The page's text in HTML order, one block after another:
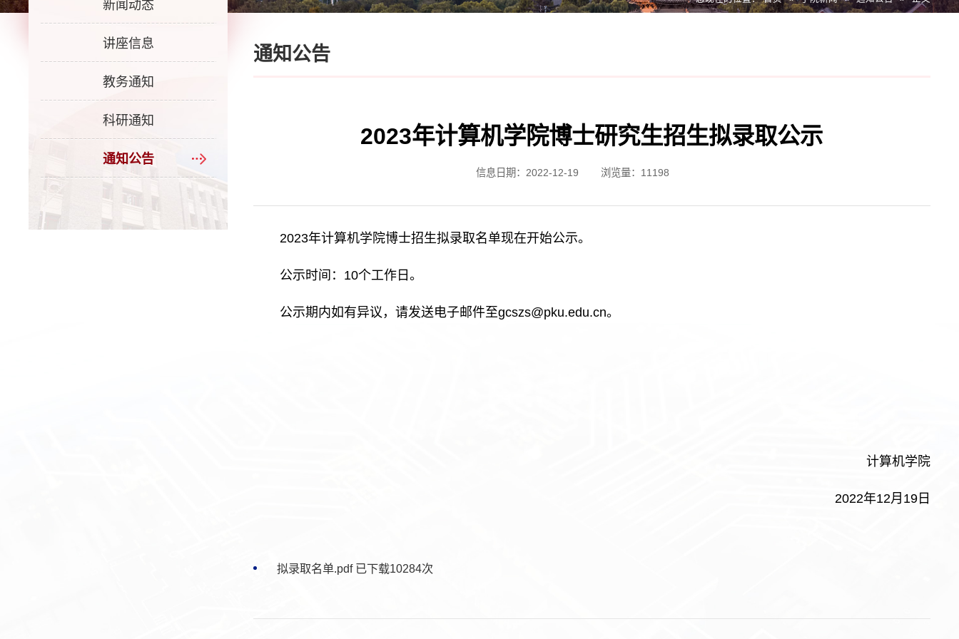
新闻动态
讲座信息
教务通知
科研通知
通知公告
通知公告
2023年计算机学院博士研究生招生拟录取公示
信息日期：2022-12-19 浏览量： 11198
2023年计算机学院博士招生拟录取名单现在开始公示。
公示时间：10个工作日。
公示期内如有异议，请发送电子邮件至gcszs@pku.edu.cn。
计算机学院
2022年12月19日
拟录取名单.pdf已下载10284次